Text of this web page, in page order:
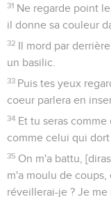
31 Ne regarde point
il donne sa couleur
32 Il mord par
un basilic.
33 Puis tes yeux
coeur parlera en
34 Et tu seras
comme celui qui dort
35 On m'a battu,
m'a moulu de
réveillerai-je ? Je